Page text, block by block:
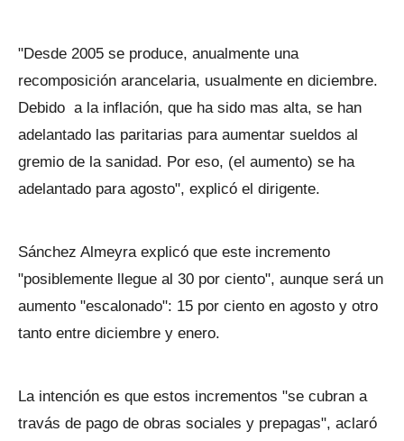
"Desde 2005 se produce, anualmente una
recomposición arancelaria, usualmente en diciembre.
Debido a la inflación, que ha sido mas alta, se han
adelantado las paritarias para aumentar sueldos al
gremio de la sanidad. Por eso, (el aumento) se ha
adelantado para agosto", explicó el dirigente.
Sánchez Almeyra explicó que este incremento
"posiblemente llegue al 30 por ciento", aunque será un
aumento "escalonado": 15 por ciento en agosto y otro
tanto entre diciembre y enero.
La intención es que estos incrementos "se cubran a
travás de pago de obras sociales y prepagas", aclaró